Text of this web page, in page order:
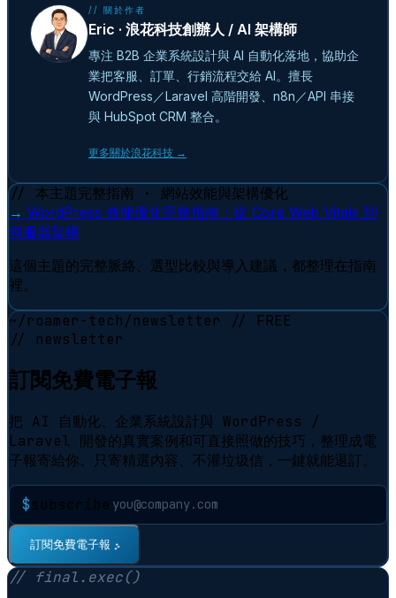
// 關於作者
Eric · 浪花科技創辦人 / AI 架構師
專注 B2B 企業系統設計與 AI 自動化落地，協助企
業把客服、訂單、行銷流程交給 AI。擅長
WordPress／Laravel 高階開發、n8n／API 串接
與 HubSpot CRM 整合。
更多關於浪花科技 →
// 本主題完整指南 · 網站效能與架構優化
→ WordPress 效能優化完整指南：從 Core Web Vitals 到
伺服器架構
這個主題的完整脈絡、選型比較與導入建議，都整理在指南
裡。
~/roamer-tech/newsletter
// FREE
// newsletter
訂閱免費電子報
把 AI 自動化、企業系統設計與 WordPress /
Laravel 開發的真實案例和可直接照做的技巧，整理成電
子報寄給你。只寄精選內容、不灌垃圾信，一鍵就能退訂。
$subscribe
訂閱免費電子報⠋
// final.exec()